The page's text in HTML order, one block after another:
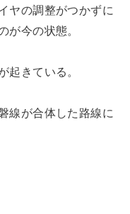
ヤの調整がつかずに
が今の状態。
起きている。
線が合体した路線に